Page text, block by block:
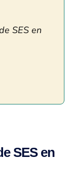
SES en
SES en